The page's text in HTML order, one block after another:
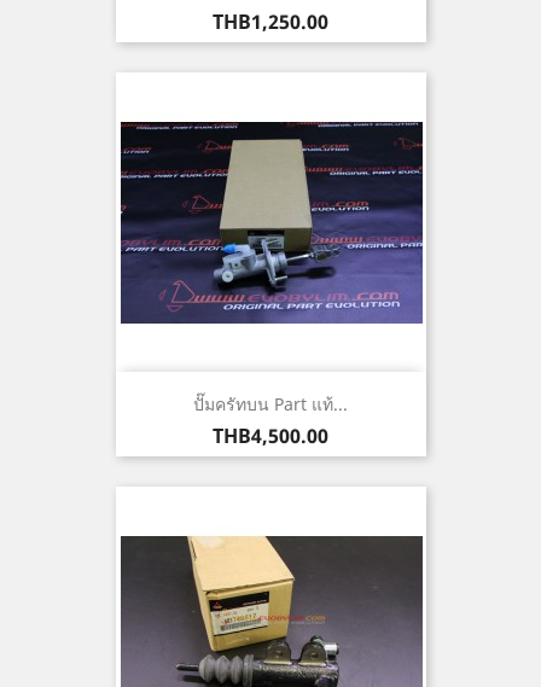
ราคา
THB1,250.00
ปั๊มครัทบน Part แท้...
ราคา
THB4,500.00